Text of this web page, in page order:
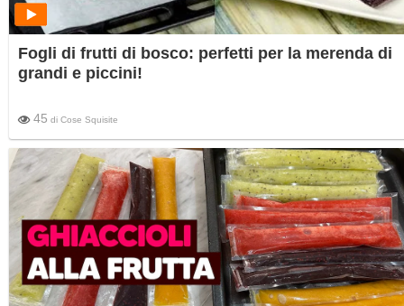
Fogli di frutti di bosco: perfetti per la merenda di
grandi e piccini!
45 di Cose Squisite